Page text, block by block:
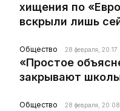
хищения по
вскрыли лишь
Общество 28 февраля, 20:17
«Простое
закрывают
Общество 28 февраля, 20:08